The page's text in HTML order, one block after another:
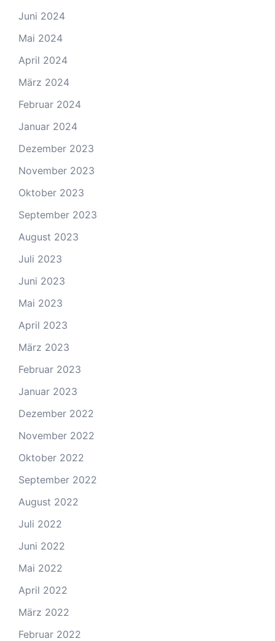
Juni 2024
Mai 2024
April 2024
März 2024
Februar 2024
Januar 2024
Dezember 2023
November 2023
Oktober 2023
September 2023
August 2023
Juli 2023
Juni 2023
Mai 2023
April 2023
März 2023
Februar 2023
Januar 2023
Dezember 2022
November 2022
Oktober 2022
September 2022
August 2022
Juli 2022
Juni 2022
Mai 2022
April 2022
März 2022
Februar 2022